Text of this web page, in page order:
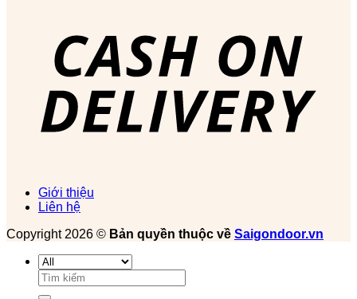
Giới thiệu
Liên hệ
Copyright 2026 © Bản quyền thuộc về Saigondoor.vn
Tìm
kiếm: